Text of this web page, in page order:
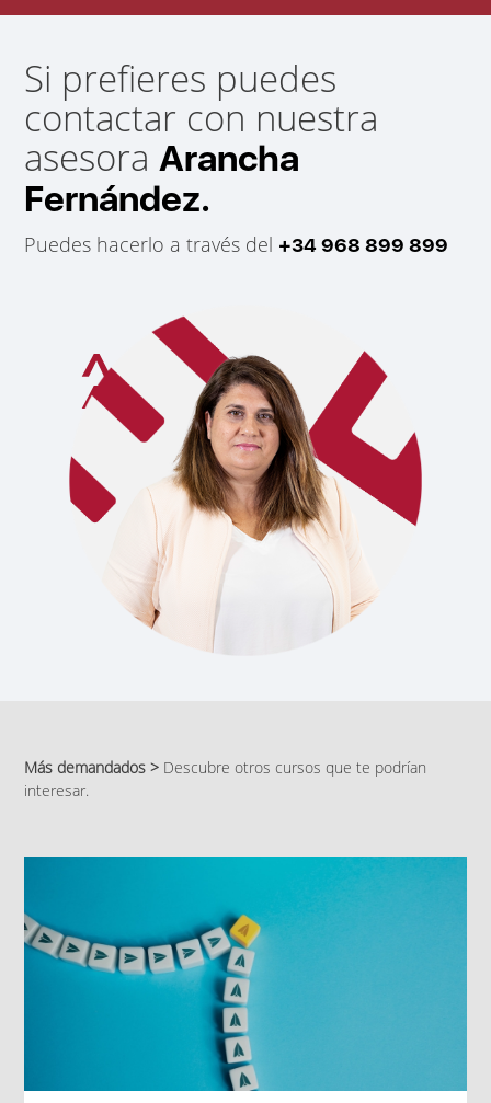
Si prefieres puedes
contactar con nuestra
asesoraArancha
Fernández.
Puedes hacerlo a través del +34 968 899 899
Más demandados > Descubre otros cursos que te podrían
interesar.